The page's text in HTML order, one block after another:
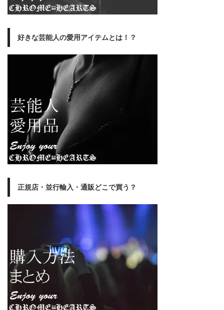
好きな芸能人の愛用アイテムとは！？
正規店・並行輸入・通販どこで買う？